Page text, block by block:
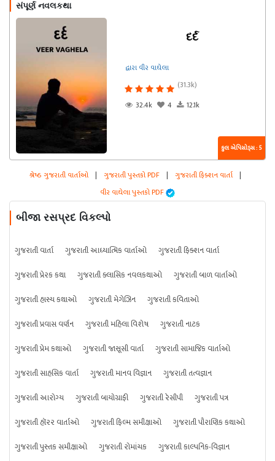
સંપૂર્ણ નવલકથા
દર્દ
દ્વારા વીર વાઘેલા
(31.3k)
32.4k
4 12.1k
કુલ એપિસોડ્સ : 5
શ્રેષ્ઠ ગુજરાતી વાર્તાઓ | ગુજરાતી પુસ્તકો PDF | ગુજરાતી ફિક્શન વાર્તા |
વીર વાઘેલા પુસ્તકો PDF
બીજા રસપ્રદ વિકલ્પો
ગુજરાતી વાર્તા ગુજરાતી આધ્યાત્મિક વાર્તાઓ
ગુજરાતી ફિક્શન વાર્તા
ગુજરાતી પ્રેરક કથા
ગુજરાતી ક્લાસિક નવલકથાઓ
ગુજરાતી બાળ વાર્તાઓ
ગુજરાતી હાસ્ય કથાઓ
ગુજરાતી મેગેઝિન
ગુજરાતી કવિતાઓ
ગુજરાતી પ્રવાસ વર્ણન
ગુજરાતી મહિલા વિશેષ
ગુજરાતી નાટક
ગુજરાતી પ્રેમ કથાઓ
ગુજરાતી જાસૂસી વાર્તા
ગુજરાતી સામાજિક વાર્તાઓ
ગુજરાતી સાહસિક વાર્તા
ગુજરાતી માનવ વિજ્ઞાન
ગુજરાતી તત્વજ્ઞાન
ગુજરાતી આરોગ્ય
ગુજરાતી બાયોગ્રાફી ગુજરાતી રેસીપી
ગુજરાતી પત્ર
ગુજરાતી હૉરર વાર્તાઓ
ગુજરાતી ફિલ્મ સમીક્ષાઓ
ગુજરાતી પૌરાણિક કથાઓ
ગુજરાતી પુસ્તક સમીક્ષાઓ
ગુજરાતી રોમાંચક ગુજરાતી કાલ્પનિક-વિજ્ઞાન